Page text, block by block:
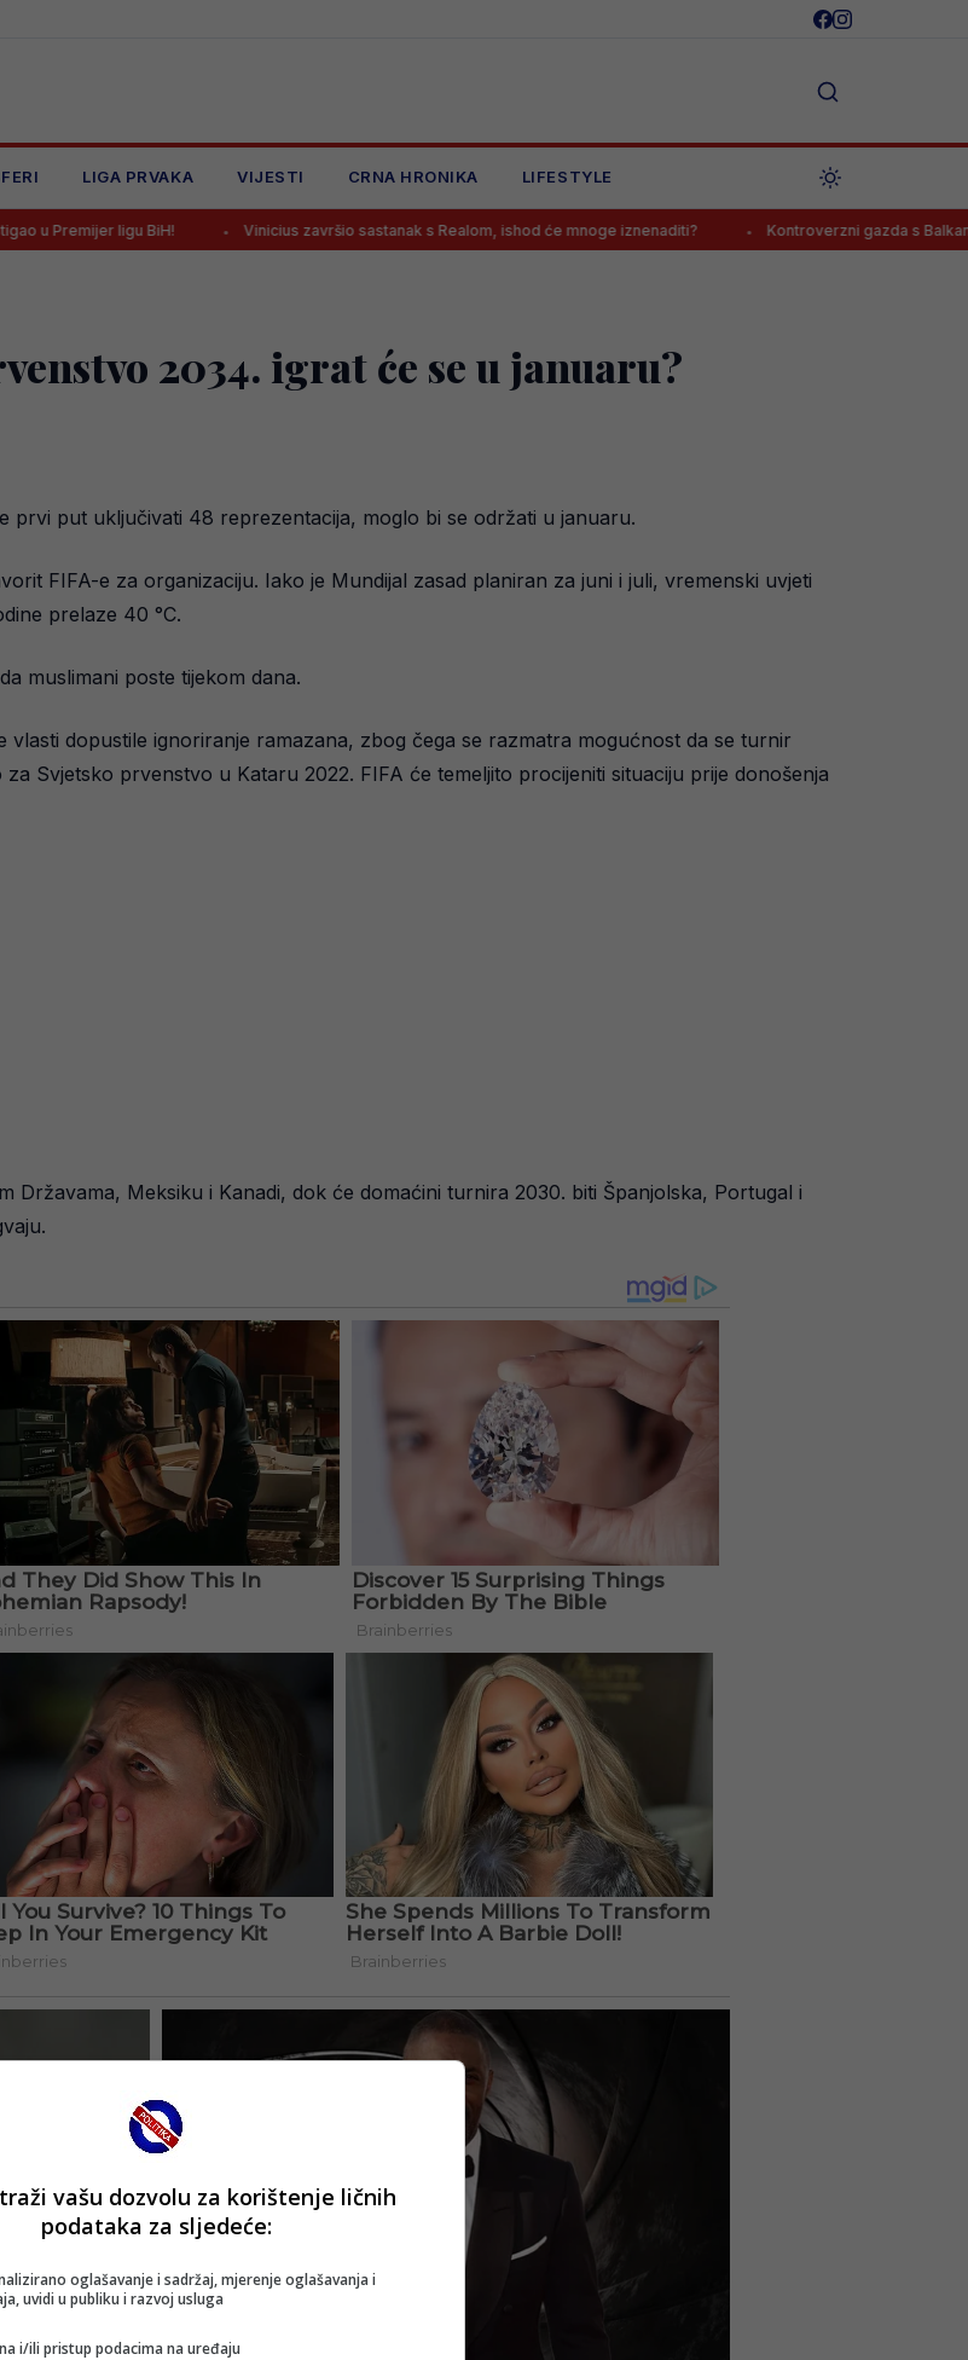
LIGA PRVAKA VIJESTI CRNA HRONIKA LIFESTYLE
ligu BiH! Vinicius završio sastanak s Realom, ishod će mnoge iznenaditi? Kontroverzni gazda s Balkana o Jovi
2034. igrat će se u januaru?
prvi put uključivati 48 reprezentacija, moglo bi se održati u januaru.
FIFA-e za organizaciju. Iako je Mundijal zasad planiran za juni i juli, vremenski uvjeti
prelaze 40 °C.
muslimani poste tijekom dana.
vlasti dopustile ignoriranje ramazana, zbog čega se razmatra mogućnost da se turnir
Svjetsko prvenstvo u Kataru 2022. FIFA će temeljito procijeniti situaciju prije donošenja
Državama, Meksiku i Kanadi, dok će domaćini turnira 2030. biti Španjolska, Portugal i
traži vašu dozvolu za korištenje ličnih
podataka za sljedeće:
oglašavanje i sadržaj, mjerenje oglašavanja i
uvidi u publiku i razvoj usluga
i/ili pristup podacima na uređaju